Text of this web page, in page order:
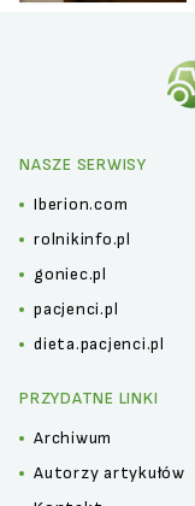
NASZE SERWISY
Iberion.com
rolnikinfo.pl
goniec.pl
pacjenci.pl
dieta.pacjenci.pl
PRZYDATNE LINKI
Archiwum
Autorzy artykułów